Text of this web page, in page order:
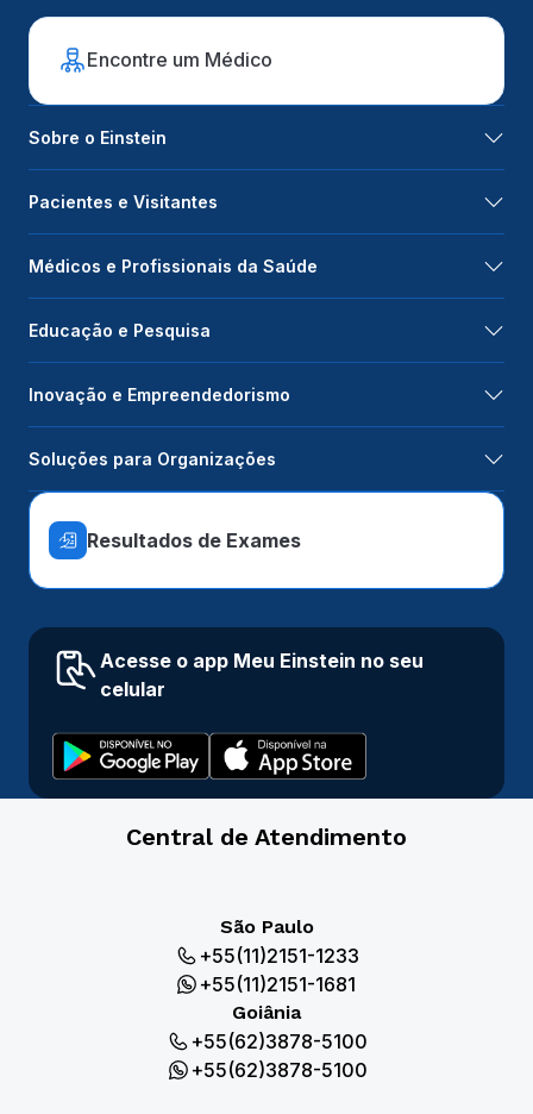
Encontre um Médico
Sobre o Einstein
Pacientes e Visitantes
Médicos e Profissionais da Saúde
Educação e Pesquisa
Inovação e Empreendedorismo
Soluções para Organizações
Resultados de Exames
Acesse o app Meu Einstein no seu
celular
Central de Atendimento
São Paulo
+55(11)2151-1233
+55(11)2151-1681
Goiânia
+55(62)3878-5100
+55(62)3878-5100